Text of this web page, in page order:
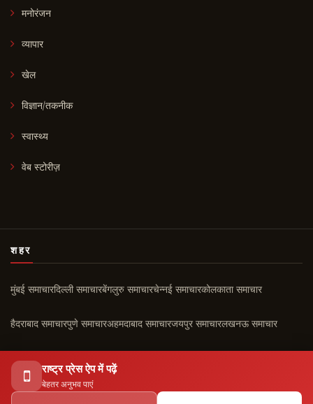
राष्ट्र प्रेस ऐप में पढ़ें
बेहतर अनुभव पाएं
मनोरंजन
व्यापार
खेल
विज्ञान/तकनीक
स्वास्थ्य
वेब स्टोरीज़
शहर
मुंबई समाचारदिल्ली समाचारबेंगलुरु समाचारचेन्नई समाचारकोलकाता समाचार
हैदराबाद समाचारपुणे समाचारअहमदाबाद समाचारजयपुर समाचारलखनऊ समाचार
चंडीगढ़ समाचार